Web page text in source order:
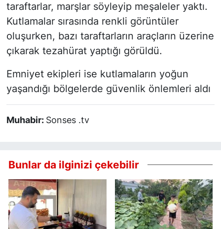
taraftarlar, marşlar söyleyip meşaleler yaktı.
Kutlamalar sırasında renkli görüntüler
oluşurken, bazı taraftarların araçların üzerine
çıkarak tezahürat yaptığı görüldü.
Emniyet ekipleri ise kutlamaların yoğun
yaşandığı bölgelerde güvenlik önlemleri aldı
Muhabir: Sonses .tv
Bunlar da ilginizi çekebilir